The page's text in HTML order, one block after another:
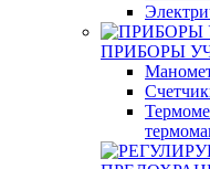
ПРИБОРЫ